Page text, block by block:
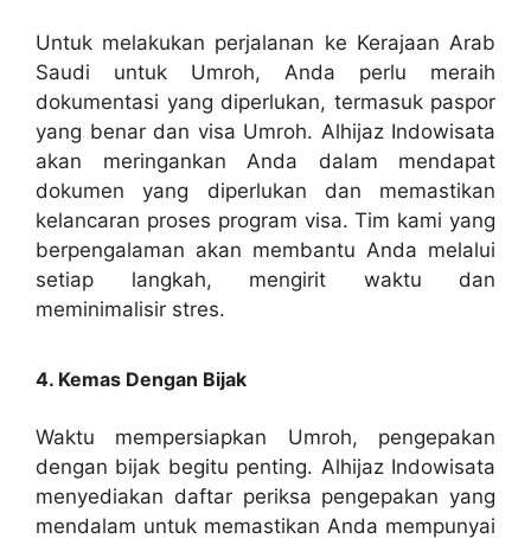
Untuk melakukan perjalanan ke Kerajaan Arab
Saudi untuk Umroh, Anda perlu meraih
dokumentasi yang diperlukan, termasuk paspor
yang benar dan visa Umroh. Alhijaz Indowisata
akan meringankan Anda dalam mendapat
dokumen yang diperlukan dan memastikan
kelancaran proses program visa. Tim kami yang
berpengalaman akan membantu Anda melalui
setiap langkah, mengirit waktu dan
meminimalisir stres.
4. Kemas Dengan Bijak
Waktu mempersiapkan Umroh, pengepakan
dengan bijak begitu penting. Alhijaz Indowisata
menyediakan daftar periksa pengepakan yang
mendalam untuk memastikan Anda mempunyai